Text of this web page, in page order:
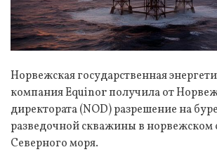
Норвежская государственная
компания Equinor получила от
директората (NOD) разрешение на
разведочной скважины в норвежском
Северного моря.